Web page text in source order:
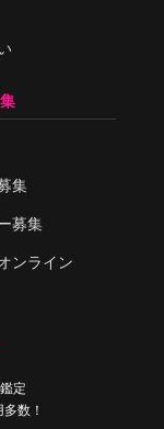
集
募集
ンライン
定
数！